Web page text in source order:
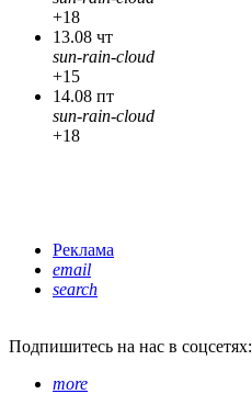
+18
13.08 чт
sun-rain-cloud
+15
14.08 пт
sun-rain-cloud
+18
Реклама
email
search
Подпишитесь на нас в соцсетях:
more